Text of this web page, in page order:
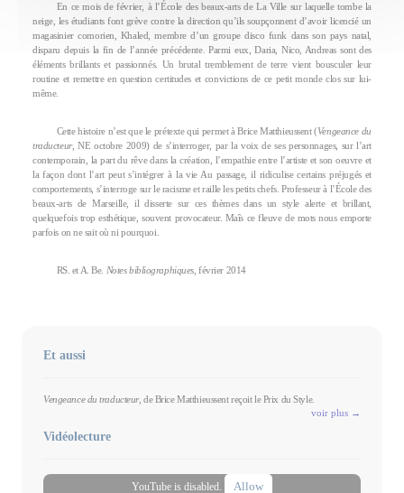
En ce mois de février, à l’École des beaux-arts de La Ville sur laquelle tombe la
neige, les étudiants font grève contre la direction qu’ils soupçonnent d’avoir licencié un
magasinier comorien, Khaled, membre d’un groupe disco funk dans son pays natal,
disparu depuis la fin de l’année précédente. Parmi eux, Daria, Nico, Andreas sont des
éléments brillants et passionnés. Un brutal tremblement de terre vient bousculer leur
routine et remettre en question certitudes et convictions de ce petit monde clos sur lui-
même.
Cette histoire n’est que le prétexte qui permet à Brice Matthieussent (Vengeance du
traducteur, NE octobre 2009) de s’interroger, par la voix de ses personnages, sur l’art
contemporain, la part du rêve dans la création, l’empathie entre l’artiste et son oeuvre et
la façon dont l’art peut s’intégrer à la vie Au passage, il ridiculise certains préjugés et
comportements, s’interroge sur le racisme et raille les petits chefs. Professeur à l’École des
beaux-arts de Marseille, il disserte sur ces thèmes dans un style alerte et brillant,
quelquefois trop esthétique, souvent provocateur. Maîs ce fleuve de mots nous emporte
parfois on ne sait où ni pourquoi.
RS. et A. Be. Notes bibliographiques, février 2014
Et aussi
Vengeance du traducteur, de Brice Matthieussent reçoit le Prix du Style.
voir plus →
Vidéolecture
YouTube is disabled. Allow